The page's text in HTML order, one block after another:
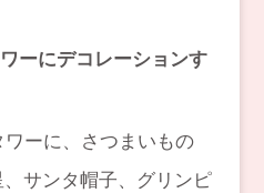
ーにデコレーションす
ーに、さつまいもの
サンタ帽子、グリンピ